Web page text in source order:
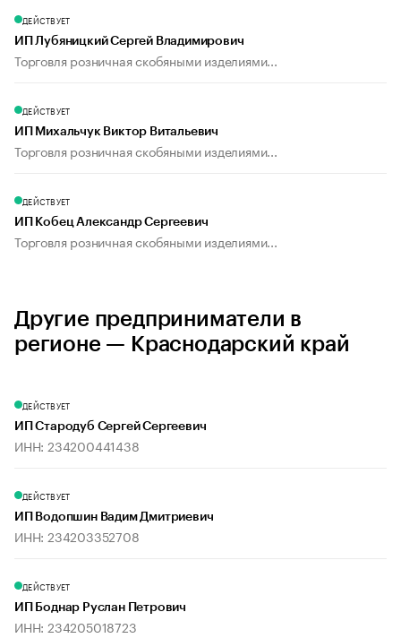
ДЕЙСТВУЕТ
ИП Лубяницкий Сергей Владимирович
Торговля розничная скобяными изделиями...
ДЕЙСТВУЕТ
ИП Михальчук Виктор Витальевич
Торговля розничная скобяными изделиями...
ДЕЙСТВУЕТ
ИП Кобец Александр Сергеевич
Торговля розничная скобяными изделиями...
Другие предприниматели в
регионе — Краснодарский край
ДЕЙСТВУЕТ
ИП Стародуб Сергей Сергеевич
ИНН: 234200441438
ДЕЙСТВУЕТ
ИП Водопшин Вадим Дмитриевич
ИНН: 234203352708
ДЕЙСТВУЕТ
ИП Боднар Руслан Петрович
ИНН: 234205018723